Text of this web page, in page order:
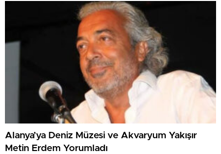
Alanya’ya Deniz Müzesi ve Akvaryum Yakışır
Metin Erdem Yorumladı